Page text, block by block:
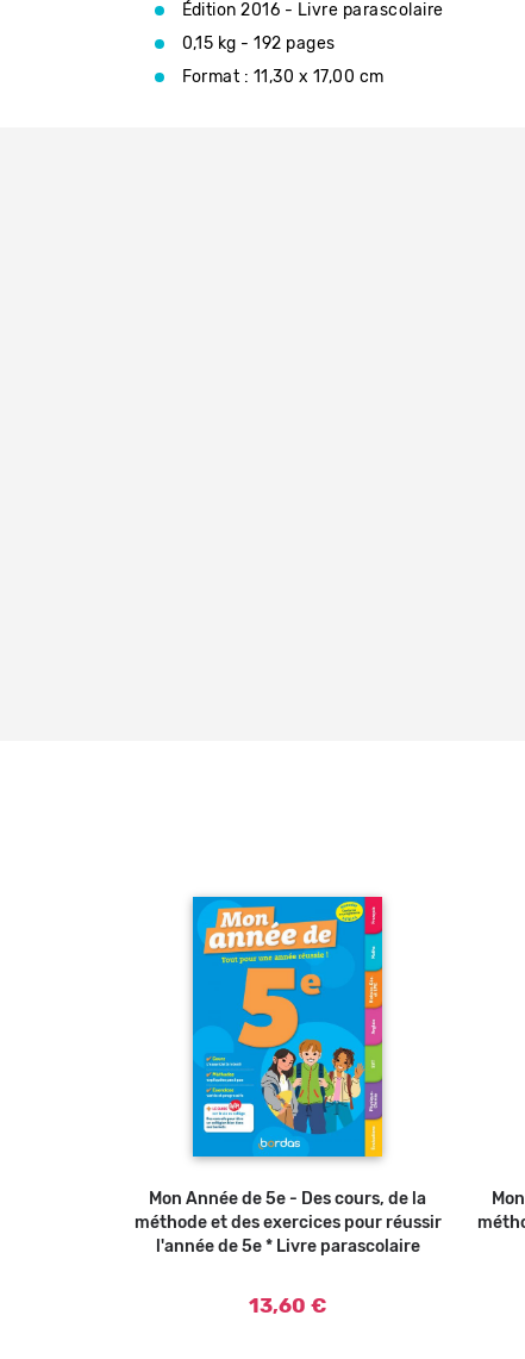
Édition 2016 - Livre parascolaire
0,15 kg - 192 pages
Format : 11,30 x 17,00 cm
Ajouter au panier
Mon Année de 5e - Des cours, de la
méthode et des exercices pour réussir
l'année de 5e * Livre parascolaire
13,60 €